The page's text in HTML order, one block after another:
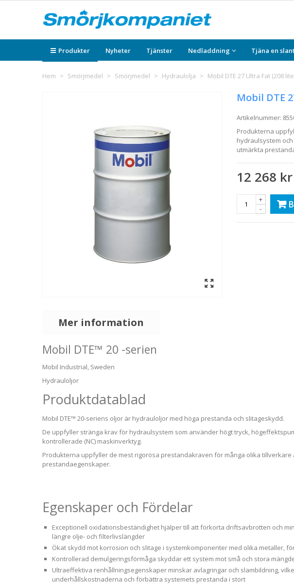
Produkter Nyheter Tjänster Nedladdning Tjäna en
Hem > Smörjmedel > Smörjmedel > Hydraulolja > Mobil DTE 27 Ultra Fat (208
Mobil DTE
Artikelnummer:
Produkterna
hydraulsystem
utmärkta
12 268 kr
-
+
Mer information
Mobil DTE™ 20 -serien
Mobil Industrial, Sweden
Hydrauloljor
Produktdatablad
Mobil DTE™ 20-seriens oljor är hydrauloljor med höga prestanda och slitageskydd.
De uppfyller stränga krav för hydraulsystem som använder högt tryck,
kontrollerade (NC) maskinverktyg.
Produkterna uppfyller de mest rigorösa prestandakraven för många olika
prestandaegenskaper.
Egenskaper och Fördelar
Exceptionell oxidationsbeständighet hjälper till att förkorta driftsavbrotten och
längre olje- och filterlivslängder
Ökat skydd mot korrosion och slitage i systemkomponenter med olika
Kontrollerad demulgeringsförmåga skyddar ett system mot små och stora
Ultraeffektiva renhållningsegenskaper minskar avlagringar och slambildning,
underhållskostnaderna och förbättra systemets prestanda i stort